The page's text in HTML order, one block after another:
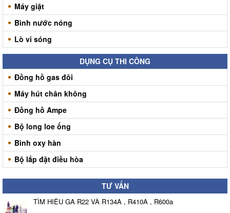
Máy giặt
Bình nước nóng
Lò vi sóng
DỤNG CỤ THI CÔNG
Đồng hồ gas đôi
Máy hút chân không
Đồng hồ Ampe
Bộ long loe ống
Bình oxy hàn
Bộ lắp đặt điều hòa
TƯ VẤN
TÌM HIỂU GA R22 VÀ R134A , R410A , R600a